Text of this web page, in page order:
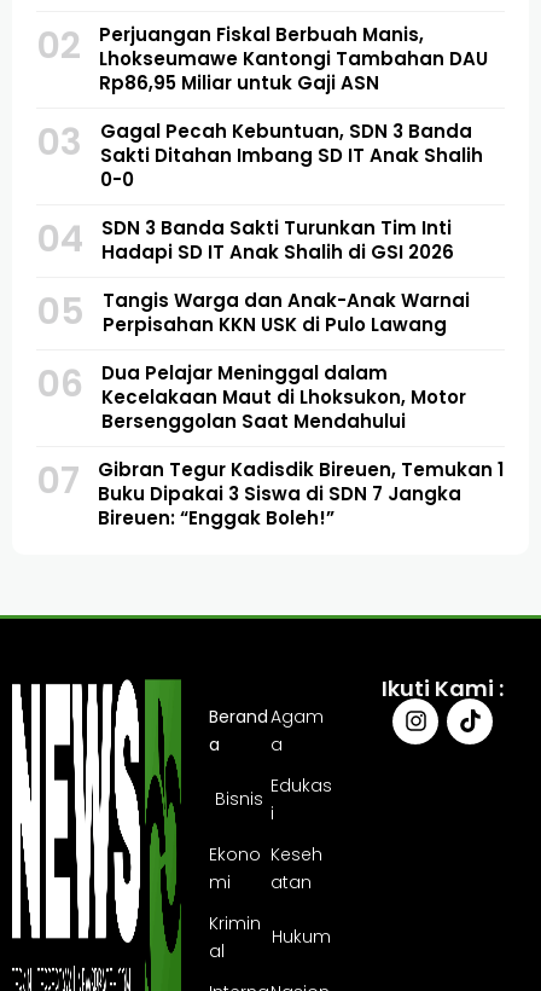
02
Perjuangan Fiskal Berbuah Manis,
Lhokseumawe Kantongi Tambahan DAU
Rp86,95 Miliar untuk Gaji ASN
03
Gagal Pecah Kebuntuan, SDN 3 Banda
Sakti Ditahan Imbang SD IT Anak Shalih
0-0
04
SDN 3 Banda Sakti Turunkan Tim Inti
Hadapi SD IT Anak Shalih di GSI 2026
05
Tangis Warga dan Anak-Anak Warnai
Perpisahan KKN USK di Pulo Lawang
06
Dua Pelajar Meninggal dalam
Kecelakaan Maut di Lhoksukon, Motor
Bersenggolan Saat Mendahului
07
Gibran Tegur Kadisdik Bireuen, Temukan 1
Buku Dipakai 3 Siswa di SDN 7 Jangka
Bireuen: “Enggak Boleh!”
Berand
a
Agam
a
Bisnis
Edukas
i
Ekono
mi
Keseh
atan
Krimin
al
Hukum
Ikuti Kami :